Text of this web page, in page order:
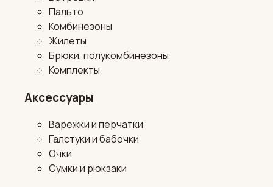
Пальто
Комбинезоны
Жилеты
Брюки, полукомбинезоны
Комплекты
Аксессуары
Варежки и перчатки
Галстуки и бабочки
Очки
Сумки и рюкзаки